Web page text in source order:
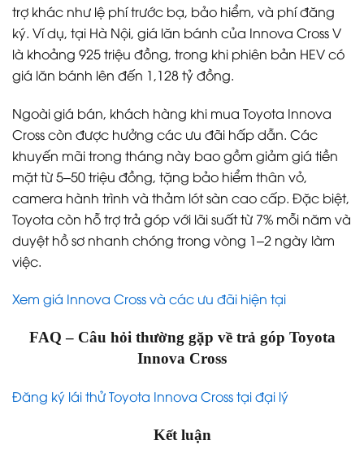
trợ khác như lệ phí trước bạ, bảo hiểm, và phí đăng
ký. Ví dụ, tại Hà Nội, giá lăn bánh của Innova Cross V
là khoảng 925 triệu đồng, trong khi phiên bản HEV có
giá lăn bánh lên đến 1,128 tỷ đồng.
Ngoài giá bán, khách hàng khi mua Toyota Innova
Cross còn được hưởng các ưu đãi hấp dẫn. Các
khuyến mãi trong tháng này bao gồm giảm giá tiền
mặt từ 5–50 triệu đồng, tặng bảo hiểm thân vỏ,
camera hành trình và thảm lót sàn cao cấp. Đặc biệt,
Toyota còn hỗ trợ trả góp với lãi suất từ 7% mỗi năm và
duyệt hồ sơ nhanh chóng trong vòng 1–2 ngày làm
việc.
Xem giá Innova Cross và các ưu đãi hiện tại
FAQ – Câu hỏi thường gặp về trả góp Toyota
Innova Cross
Đăng ký lái thử Toyota Innova Cross tại đại lý
Kết luận